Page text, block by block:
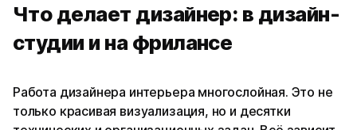
Что делает дизайнер: в дизайн-
студии и на фрилансе
Работа дизайнера интерьера многослойная. Это не
только красивая визуализация, но и десятки